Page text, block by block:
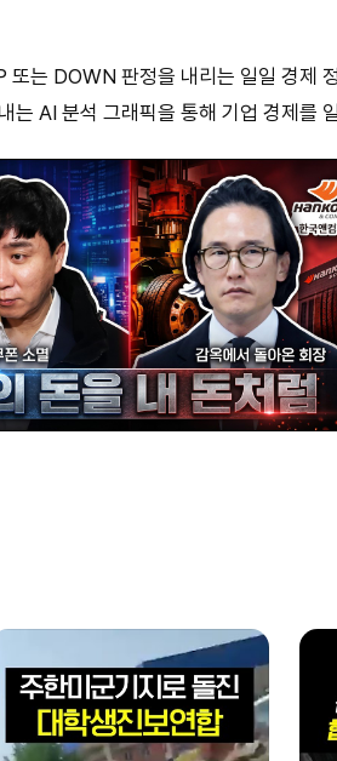
는 DOWN 판정을 내리는 일일 경제
AI 분석 그래픽을 통해 기업 경제를